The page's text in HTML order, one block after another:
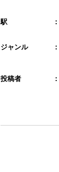
駅 ：
ジャンル ：
投稿者 ：